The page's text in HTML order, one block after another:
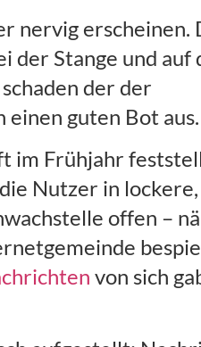
nervig erscheinen.
Stange und auf
der der
guten Bot aus.
im Frühjahr
Nutzer in
offen –
von sich